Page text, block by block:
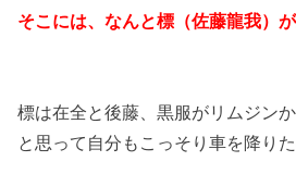
そこには、なんと標（佐藤龍我）
標は在全と後藤、黒服がリムジン
と思って自分もこっそり車を降りた